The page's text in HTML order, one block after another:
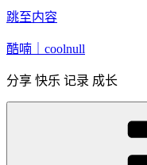
跳至内容
酷喃｜coolnull
分享 快乐 记录 成长